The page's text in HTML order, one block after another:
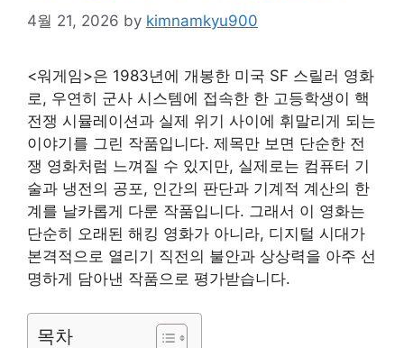
4월 21, 2026 by kimnamkyu900
<워게임>은 1983년에 개봉한 미국 SF 스릴러 영화
로, 우연히 군사 시스템에 접속한 한 고등학생이 핵
전쟁 시뮬레이션과 실제 위기 사이에 휘말리게 되는
이야기를 그린 작품입니다. 제목만 보면 단순한 전
쟁 영화처럼 느껴질 수 있지만, 실제로는 컴퓨터 기
술과 냉전의 공포, 인간의 판단과 기계적 계산의 한
계를 날카롭게 다룬 작품입니다. 그래서 이 영화는
단순히 오래된 해킹 영화가 아니라, 디지털 시대가
본격적으로 열리기 직전의 불안과 상상력을 아주 선
명하게 담아낸 작품으로 평가받습니다.
목차